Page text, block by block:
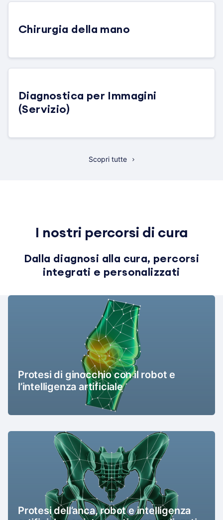
Chirurgia della mano
Diagnostica per Immagini
(Servizio)
Scopri tutte
I nostri percorsi di cura
Dalla diagnosi alla cura, percorsi
integrati e personalizzati
Protesi di ginocchio con il robot e
l’intelligenza artificiale
Protesi dell’anca, robot e intelligenza